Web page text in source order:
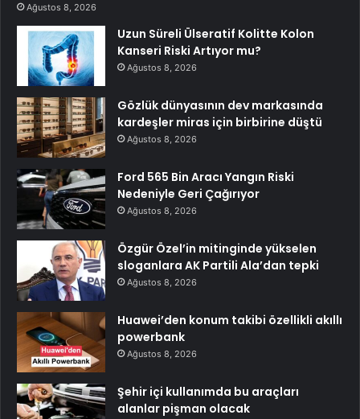
Ağustos 8, 2026
Uzun Süreli Ülseratif Kolitte Kolon
Kanseri Riski Artıyor mu?
Ağustos 8, 2026
Gözlük dünyasının dev markasında
kardeşler miras için birbirine düştü
Ağustos 8, 2026
Ford 565 Bin Aracı Yangın Riski
Nedeniyle Geri Çağırıyor
Ağustos 8, 2026
Özgür Özel’in mitinginde yükselen
sloganlara AK Partili Ala’dan tepki
Ağustos 8, 2026
Huawei’den konum takibi özellikli akıllı
powerbank
Ağustos 8, 2026
Şehir içi kullanımda bu araçları
alanlar pişman olacak